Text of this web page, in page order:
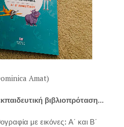
Amat)
βιβλιοπρόταση...
με εικόνες: Α΄ και Β΄